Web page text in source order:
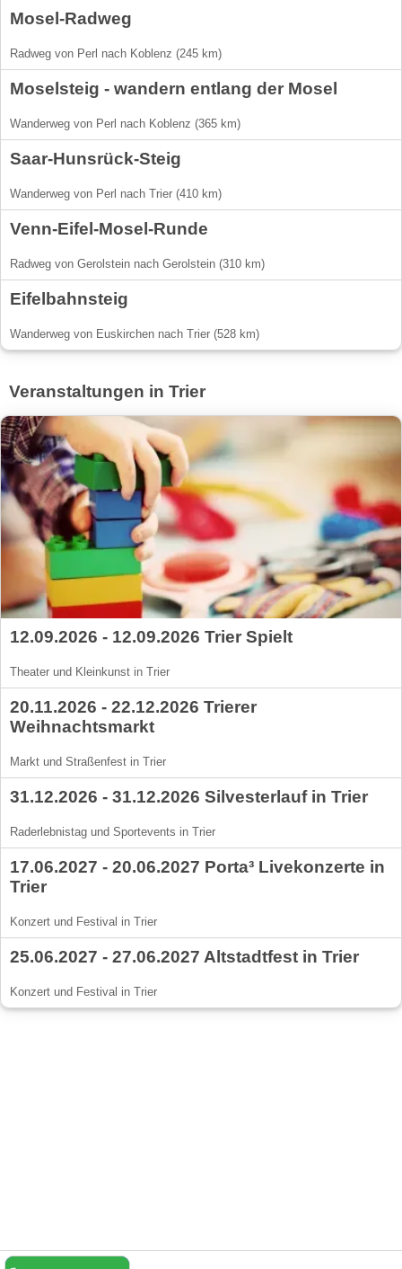
Mosel-Radweg
Radweg von Perl nach Koblenz (245 km)
Moselsteig - wandern entlang der Mosel
Wanderweg von Perl nach Koblenz (365 km)
Saar-Hunsrück-Steig
Wanderweg von Perl nach Trier (410 km)
Venn-Eifel-Mosel-Runde
Radweg von Gerolstein nach Gerolstein (310 km)
Eifelbahnsteig
Wanderweg von Euskirchen nach Trier (528 km)
Veranstaltungen in Trier
12.09.2026 - 12.09.2026 Trier Spielt
Theater und Kleinkunst in Trier
20.11.2026 - 22.12.2026 Trierer
Weihnachtsmarkt
Markt und Straßenfest in Trier
31.12.2026 - 31.12.2026 Silvesterlauf in Trier
Raderlebnistag und Sportevents in Trier
17.06.2027 - 20.06.2027 Porta³ Livekonzerte in
Trier
Konzert und Festival in Trier
25.06.2027 - 27.06.2027 Altstadtfest in Trier
Konzert und Festival in Trier